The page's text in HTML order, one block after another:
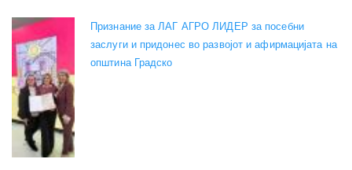
Признание за ЛАГ АГРО ЛИДЕР за посебни
заслуги и придонес во развојот и афирмацијата на
општина Градско